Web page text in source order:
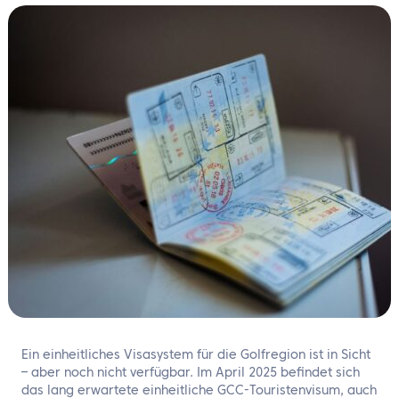
Nachhaltigkeit
Kontaktieren Sie uns
Ein einheitliches Visasystem für die Golfregion ist in Sicht
– aber noch nicht verfügbar. Im April 2025 befindet sich
das lang erwartete einheitliche GCC-Touristenvisum, auch